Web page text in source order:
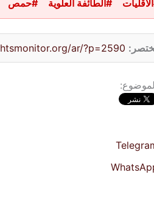
#الطائفة العلوية #حمص
ar/?p=2590